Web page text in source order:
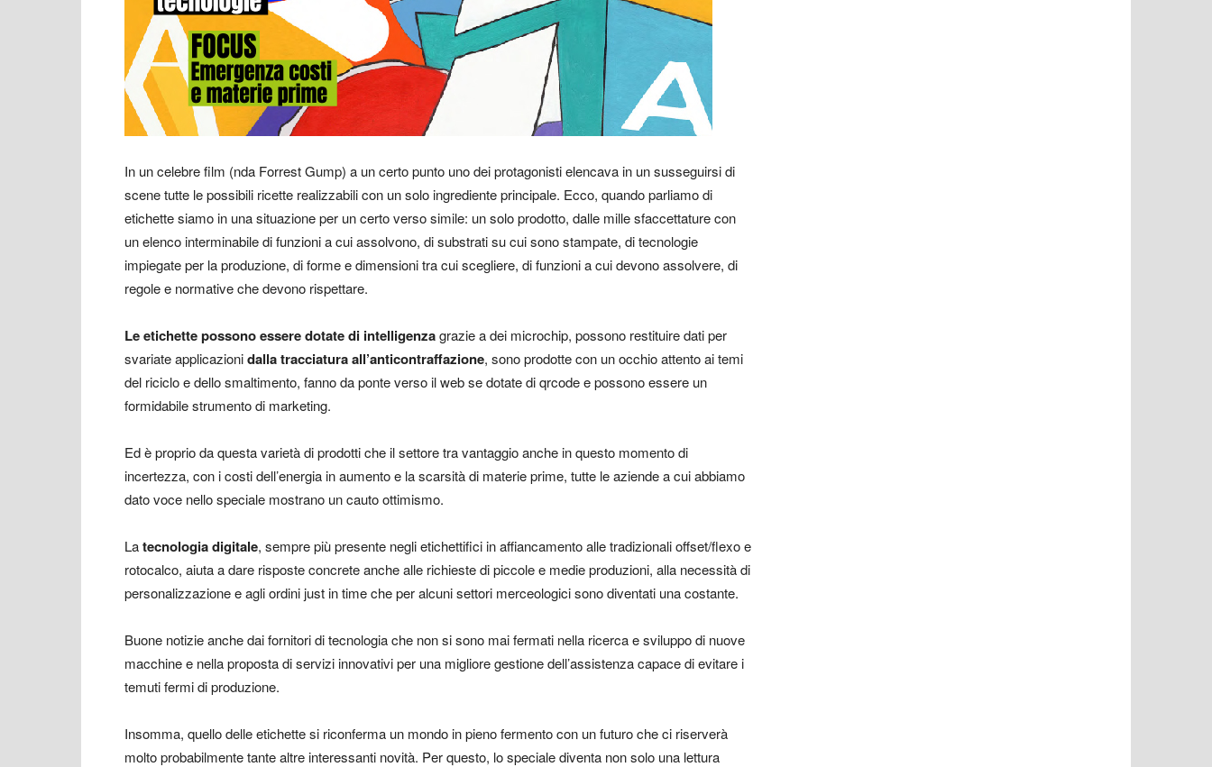
In un celebre film (nda Forrest Gump) a un certo punto uno dei protagonisti elencava in un susseguirsi di
scene tutte le possibili ricette realizzabili con un solo ingrediente principale. Ecco, quando parliamo di
etichette siamo in una situazione per un certo verso simile: un solo prodotto, dalle mille sfaccettature con
un elenco interminabile di funzioni a cui assolvono, di substrati su cui sono stampate, di tecnologie
impiegate per la produzione, di forme e dimensioni tra cui scegliere, di funzioni a cui devono assolvere, di
regole e normative che devono rispettare.
Le etichette possono essere dotate di intelligenzagrazie a dei microchip, possono restituire dati per
svariate applicazionidalla tracciatura all’anticontraffazione, sono prodotte con un occhio attento ai temi
del riciclo e dello smaltimento, fanno da ponte verso il web se dotate di qrcode e possono essere un
formidabile strumento di marketing.
Ed è proprio da questa varietà di prodotti che il settore tra vantaggio anche in questo momento di
incertezza, con i costi dell’energia in aumento e la scarsità di materie prime, tutte le aziende a cui abbiamo
dato voce nello speciale mostrano un cauto ottimismo.
Latecnologia digitale, sempre più presente negli etichettifici in affiancamento alle tradizionali offset/flexo e
rotocalco, aiuta a dare risposte concrete anche alle richieste di piccole e medie produzioni, alla necessità di
personalizzazione e agli ordini just in time che per alcuni settori merceologici sono diventati una costante.
Buone notizie anche dai fornitori di tecnologia che non si sono mai fermati nella ricerca e sviluppo di nuove
macchine e nella proposta di servizi innovativi per una migliore gestione dell’assistenza capace di evitare i
temuti fermi di produzione.
Insomma, quello delle etichette si riconferma un mondo in pieno fermento con un futuro che ci riserverà
molto probabilmente tante altre interessanti novità. Per questo, lo speciale diventa non solo una lettura